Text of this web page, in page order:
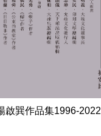
啟巽作品集1996-2022